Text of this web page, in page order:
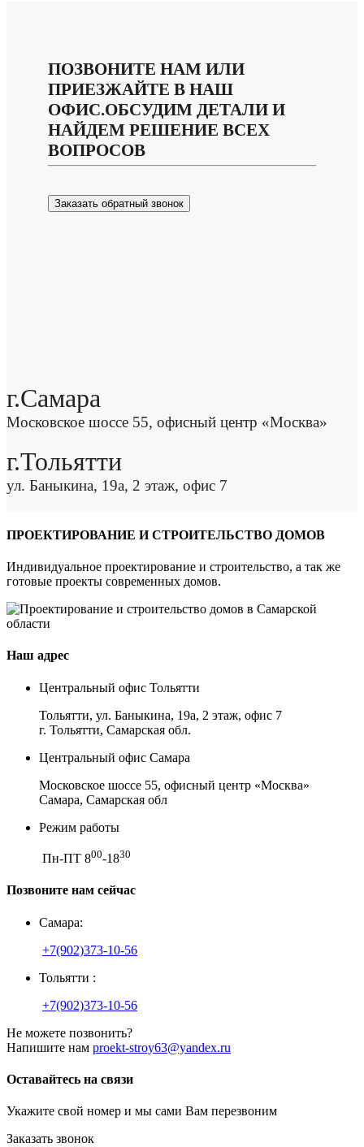
ПОЗВОНИТЕ НАМ ИЛИ
ПРИЕЗЖАЙТЕ В НАШ
ОФИС.ОБСУДИМ ДЕТАЛИ И
НАЙДЕМ РЕШЕНИЕ ВСЕХ
ВОПРОСОВ
Заказать обратный звонок
г.Самара
Московское шоссе 55, офисный центр «Москва»
г.Тольятти
ул. Баныкина, 19а, 2 этаж, офис 7
ПРОЕКТИРОВАНИЕ И СТРОИТЕЛЬСТВО ДОМОВ
Индивидуальное проектирование и строительство, а так же
готовые проекты современных домов.
Наш адрес
Центральный офис Тольятти
Тольятти, ул. Баныкина, 19а, 2 этаж, офис 7
г. Тольятти, Самарская обл.
Центральный офис Самара
Московское шоссе 55, офисный центр «Москва»
Самара, Самарская обл
Режим работы
Пн-ПТ 800-1830
Позвоните нам сейчас
Самара:
+7(902)373-10-56
Тольятти :
+7(902)373-10-56
Не можете позвонить?
Напишите нам proekt-stroy63@yandex.ru
Оставайтесь на связи
Укажите свой номер и мы сами Вам перезвоним
Заказать звонок